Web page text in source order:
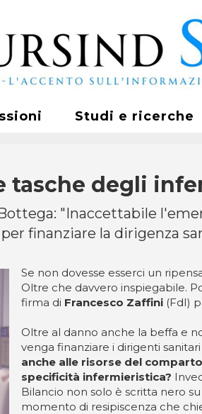
Studi e ricerche
tasche degli
"Inaccettabile
finanziare la dirigenza
Se non dovesse esserci un
Oltre che davvero inspiegabile.
firma di Francesco Zaffini (FdI)
Oltre al danno anche la beffa e
venga finanziare i dirigenti
anche alle risorse del comparto
specificità infermieristica?
Bilancio non solo è scritta nero
momento di resipiscenza che